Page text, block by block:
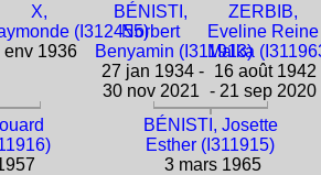
X,
(I312455)
env 1936
BÉNISTI,
Norbert
Benyamin (I311913)
27 jan 1934 -
30 nov 2021
ZERBIB,
Eveline Reine
Malka
16 août 1942
- 21 sep 2020
BÉNISTI, Josette
Esther (I311915)
3 mars 1965